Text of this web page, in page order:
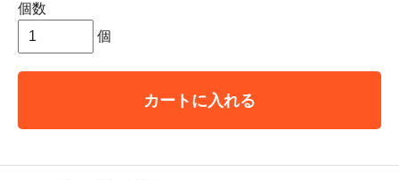
個数
個
カートに入れる